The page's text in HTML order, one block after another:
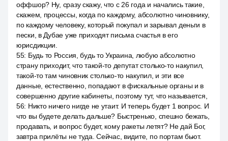
оффшор? Ну, сразу скажу, что с 26 года и начались такие,
скажем, процессы, когда по каждому, абсолютно чиновнику,
по каждому человеку, который покупал и зарывал деньги в
пески, в Дубае уже приходят письма счастья в его
юрисдикции.
55: Будь то Россия, будь то Украина, любую абсолютно
страну приходит, что такой-то депутат столько-то накупил,
такой-то там чиновник столько-то накупил, и эти все
данные, естественно, попадают в фискальные органы и в
совершенно другие кабинеты, поэтому тут, что называется,
56: Никто ничего нигде не утаит. И теперь будет 1 вопрос. И
что вы будете делать дальше? Быстренько, спешно бежать,
продавать, и вопрос будет, кому ракеты летят? Не дай Бог,
завтра прилёты не туда. Сейчас, видите, по портам бьют.